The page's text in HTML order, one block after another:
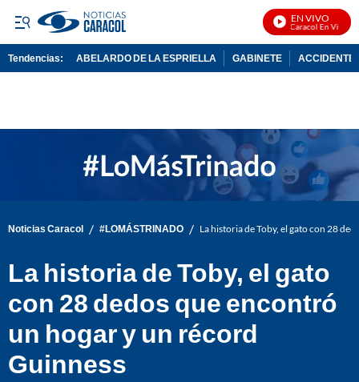
EN VIVO
Noticias Caracol En Vivo
Tendencias: ABELARDO DE LA ESPRIELLA GABINETE ACCIDENTE
Noticias Caracol / #LOMÁSTRINADO / La historia de Toby, el gato con 28
La historia de Toby, el gato
con 28 dedos que encontró
un hogar y un récord
Guinness